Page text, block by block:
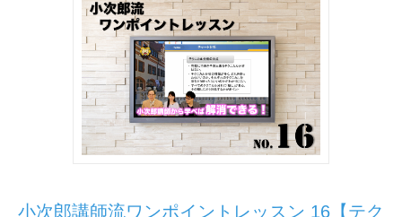
小次郎講師流ワンポイントレッスン 16【テク